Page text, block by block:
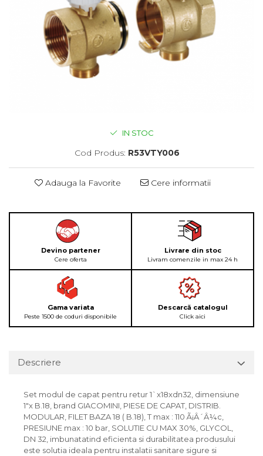
IN STOC
Cod Produs: R53VTY006
Adauga la Favorite Cere informatii
Devino partener
Cere oferta
Livrare din stoc
Livram comenzile in max 24 h
Gama variata
Peste 1500 de coduri disponibile
Descarcă catalogul
Click aici
Descriere
Set modul de capat pentru retur 1`x18xdn32, dimensiune
1"x B.18, brand GIACOMINI, PIESE DE CAPAT, DISTRIB.
MODULAR, FILET BAZA 18 ( B.18), T max : 110 Ã¡Â´Â¼c,
PRESIUNE max : 10 bar, SOLUTIE CU MAX 30%, GLYCOL,
DN 32, imbunatatind eficienta si durabilitatea produsului
este solutia ideala pentru instalatii sanitare sigure si